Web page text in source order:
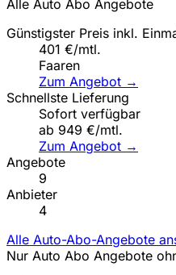
Alle Auto Abo Angebote
Günstigster Preis inkl.
401 €/mtl.
Faaren
Zum Angebot →
Schnellste Lieferung
Sofort verfügbar
ab 949 €/mtl.
Zum Angebot →
Angebote
9
Anbieter
4
Alle Auto-Abo-Angebote
Nur Auto Abo Angebote